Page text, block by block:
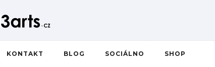
KONTAKT BLOG SOCIÁLNO SHOP